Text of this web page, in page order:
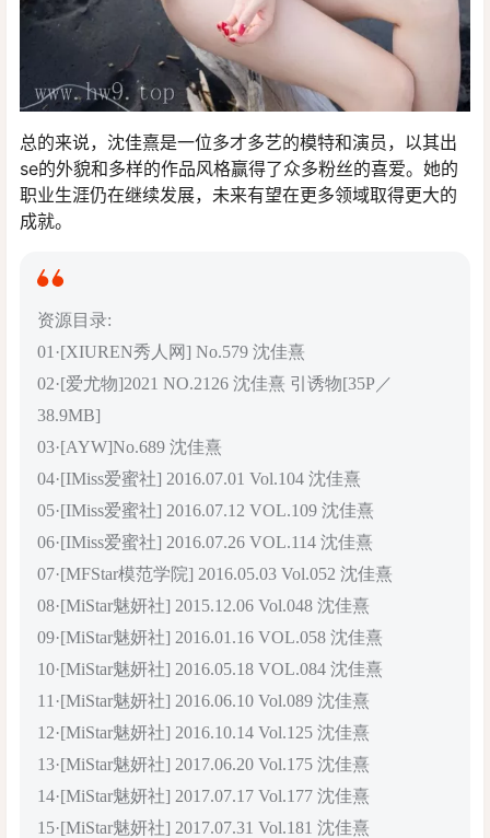
总的来说，沈佳熹是一位多才多艺的模特和演员，以其出
se的外貌和多样的作品风格赢得了众多粉丝的喜爱。她的
职业生涯仍在继续发展，未来有望在更多领域取得更大的
成就。
资源目录:
01·[XIUREN秀人网] No.579 沈佳熹
02·[爱尤物]2021 NO.2126 沈佳熹 引诱物[35P／
38.9MB]
03·[AYW]No.689 沈佳熹
04·[IMiss爱蜜社] 2016.07.01 Vol.104 沈佳熹
05·[IMiss爱蜜社] 2016.07.12 VOL.109 沈佳熹
06·[IMiss爱蜜社] 2016.07.26 VOL.114 沈佳熹
07·[MFStar模范学院] 2016.05.03 Vol.052 沈佳熹
08·[MiStar魅妍社] 2015.12.06 Vol.048 沈佳熹
09·[MiStar魅妍社] 2016.01.16 VOL.058 沈佳熹
10·[MiStar魅妍社] 2016.05.18 VOL.084 沈佳熹
11·[MiStar魅妍社] 2016.06.10 Vol.089 沈佳熹
12·[MiStar魅妍社] 2016.10.14 Vol.125 沈佳熹
13·[MiStar魅妍社] 2017.06.20 Vol.175 沈佳熹
14·[MiStar魅妍社] 2017.07.17 Vol.177 沈佳熹
15·[MiStar魅妍社] 2017.07.31 Vol.181 沈佳熹